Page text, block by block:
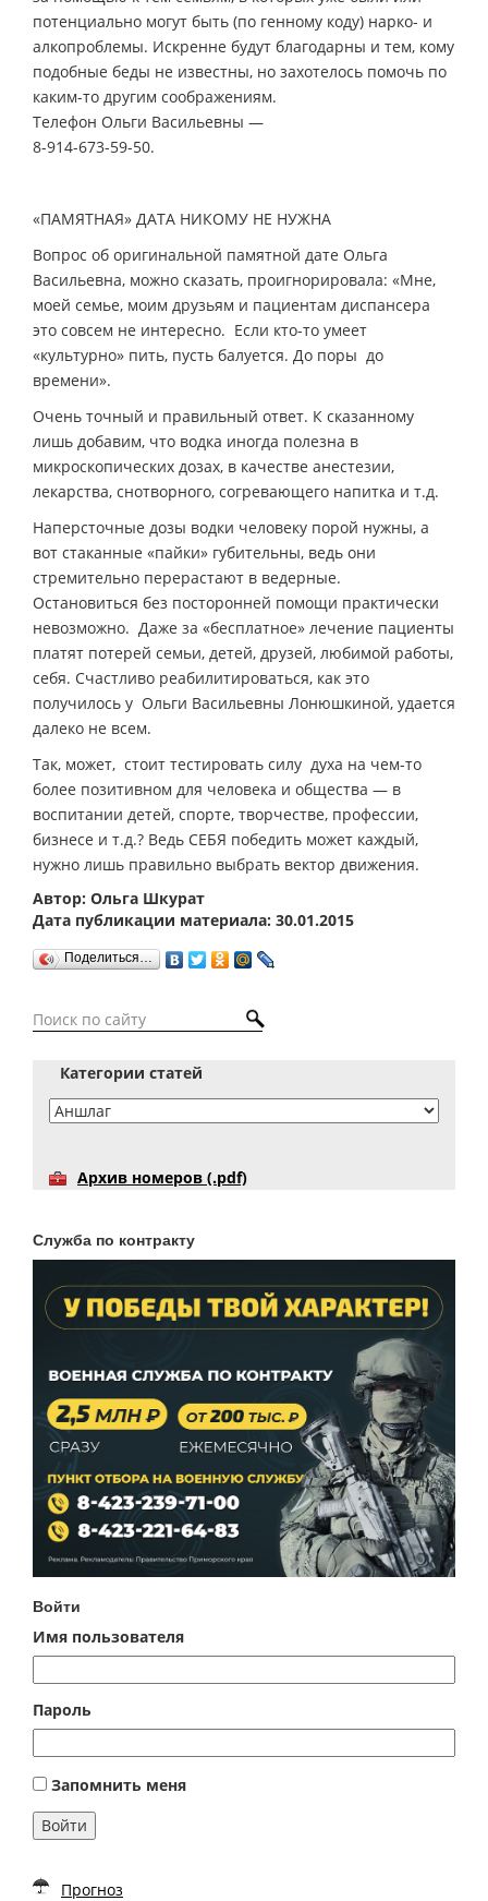
потенциально могут быть (по генному коду) нарко- и
алкопроблемы. Искренне будут благодарны и тем, кому
подобные беды не известны, но захотелось помочь по
каким-то другим соображениям.
Телефон Ольги Васильевны —
8-914-673-59-50.
«ПАМЯТНАЯ» ДАТА НИКОМУ НЕ НУЖНА
Вопрос об оригинальной памятной дате Ольга
Васильевна, можно сказать, проигнорировала: «Мне,
моей семье, моим друзьям и пациентам диспансера
это совсем не интересно. Если кто-то умеет
«культурно» пить, пусть балуется. До поры до
времени».
Очень точный и правильный ответ. К сказанному
лишь добавим, что водка иногда полезна в
микроскопических дозах, в качестве анестезии,
лекарства, снотворного, согревающего напитка и т.д.
Наперсточные дозы водки человеку порой нужны, а
вот стаканные «пайки» губительны, ведь они
стремительно перерастают в ведерные.
Остановиться без посторонней помощи практически
невозможно. Даже за «бесплатное» лечение пациенты
платят потерей семьи, детей, друзей, любимой работы,
себя. Счастливо реабилитироваться, как это
получилось у Ольги Васильевны Лонюшкиной, удается
далеко не всем.
Так, может, стоит тестировать силу духа на чем-то
более позитивном для человека и общества — в
воспитании детей, спорте, творчестве, профессии,
бизнесе и т.д.? Ведь СЕБЯ победить может каждый,
нужно лишь правильно выбрать вектор движения.
Автор: Ольга Шкурат
Дата публикации материала: 30.01.2015
Поделиться…
Категории статей
Архив номеров (.pdf)
Служба по контракту
Войти
Имя пользователя
Пароль
Запомнить меня
Войти
Прогноз